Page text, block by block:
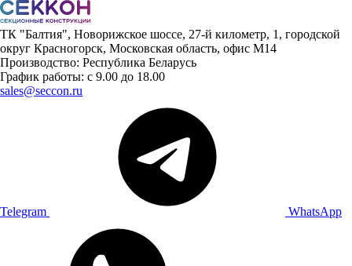
ТК "Балтия", Новорижское шоссе, 27-й километр, 1, городской
округ Красногорск, Московская область, офис М14
Производство: Республика Беларусь
График работы: с 9.00 до 18.00
sales@seccon.ru
Telegram WhatsApp